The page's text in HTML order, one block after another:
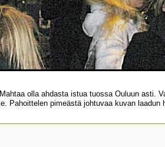
olla ahdasta istua tuossa Ouluun
Pahoittelen pimeästä johtuvaa kuvan laadun